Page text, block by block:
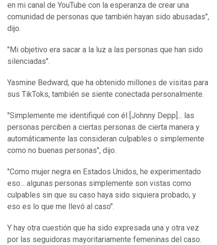
en mi canal de YouTube con la esperanza de crear una
comunidad de personas que también hayan sido abusadas",
dijo.
"Mi objetivo era sacar a la luz a las personas que han sido
silenciadas".
Yasmine Bedward, que ha obtenido millones de visitas para
sus TikToks, también se siente conectada personalmente.
"Simplemente me identifiqué con él [Johnny Depp]... las
personas perciben a ciertas personas de cierta manera y
automáticamente las consideran culpables o simplemente
como no buenas personas", dijo.
"Como mujer negra en Estados Unidos, he experimentado
eso... algunas personas simplemente son vistas como
culpables sin que su caso haya sido siquiera probado, y
eso es lo que me llevó al caso".
Y hay otra cuestión que ha sido expresada una y otra vez
por las seguidoras mayoritariamente femeninas del caso.